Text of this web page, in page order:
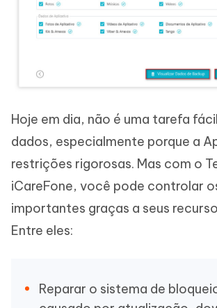
Hoje em dia, não é uma tarefa
dados, especialmente porque a
restrições rigorosas. Mas com o
iCareFone, você pode controlar
importantes graças a seus
Entre eles:
Reparar o sistema de